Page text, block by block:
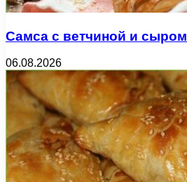
Самса с ветчиной и сыром
06.08.2026